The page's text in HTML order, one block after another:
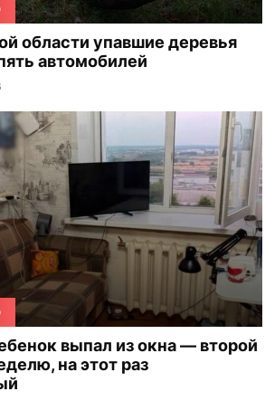
области упавшие деревья
автомобилей
выпал из окна — второй
на этот раз